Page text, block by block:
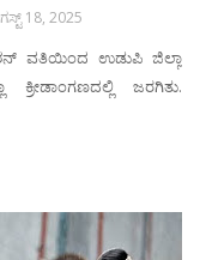
18, 2025
ವತಿಯಿಂದ ಉಡುಪಿ ಜಿಲ್ಲಾ
ಜರಗಿತು.